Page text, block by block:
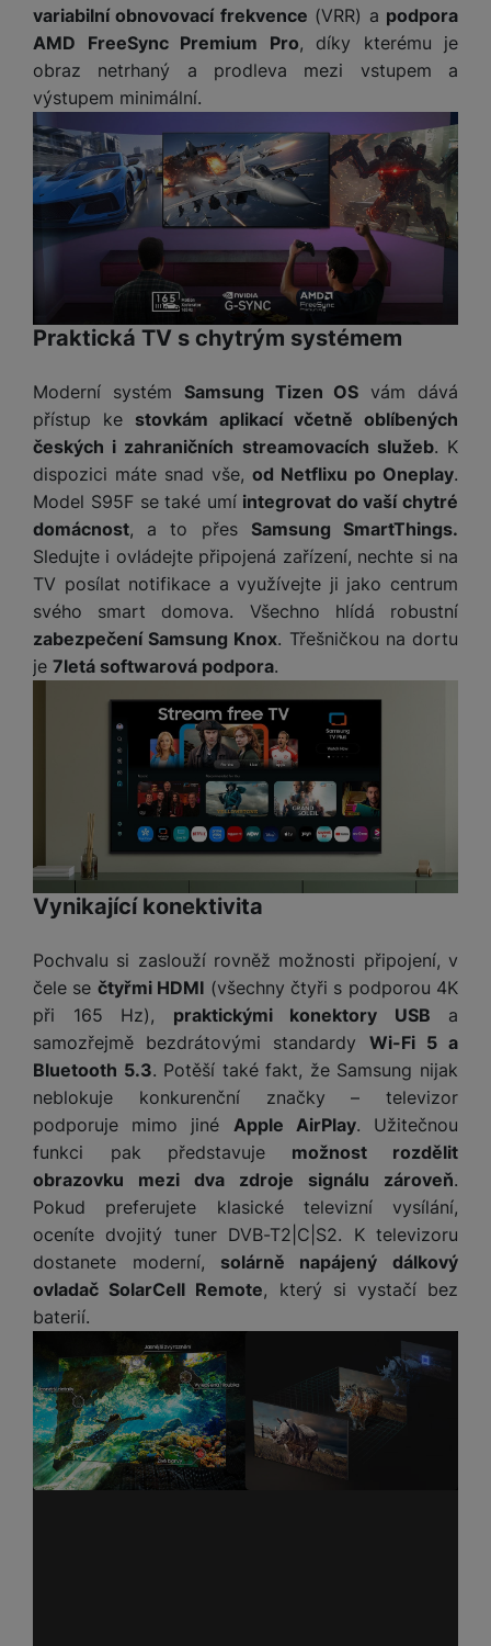
variabilní obnovovací frekvence (VRR) a podpora
AMD FreeSync Premium Pro, díky kterému je
obraz netrhaný a prodleva mezi vstupem a
výstupem minimální.
Praktická TV s chytrým systémem
Moderní systém Samsung Tizen OS vám dává
přístup ke stovkám aplikací včetně oblíbených
českých i zahraničních streamovacích služeb. K
dispozici máte snad vše, od Netflixu po Oneplay.
Model S95F se také umí integrovat do vaší chytré
domácnost, a to přes Samsung SmartThings.
Sledujte i ovládejte připojená zařízení, nechte si na
TV posílat notifikace a využívejte ji jako centrum
svého smart domova. Všechno hlídá robustní
zabezpečení Samsung Knox. Třešničkou na dortu
je 7letá softwarová podpora.
Vynikající konektivita
Pochvalu si zaslouží rovněž možnosti připojení, v
čele se čtyřmi HDMI (všechny čtyři s podporou 4K
při 165 Hz), praktickými konektory USB a
samozřejmě bezdrátovými standardy Wi-Fi 5 a
Bluetooth 5.3. Potěší také fakt, že Samsung nijak
neblokuje konkurenční značky – televizor
podporuje mimo jiné Apple AirPlay. Užitečnou
funkci pak představuje možnost rozdělit
obrazovku mezi dva zdroje signálu zároveň.
Pokud preferujete klasické televizní vysílání,
oceníte dvojitý tuner DVB-T2|C|S2. K televizoru
dostanete moderní, solárně napájený dálkový
ovladač SolarCell Remote, který si vystačí bez
baterií.